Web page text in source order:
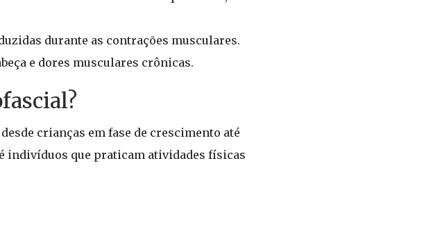
durante as contrações musculares.
e dores musculares crônicas.
crianças em fase de crescimento até
indivíduos que praticam atividades físicas